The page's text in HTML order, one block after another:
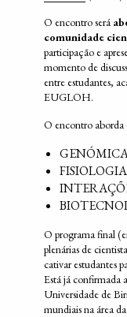
O encontro será
comunidade
participação e
momento de
entre estudantes,
EUGLOH.
O encontro aborda
O programa final
plenárias de
cativar estudantes
Está já confirmada
Universidade de
mundiais na área